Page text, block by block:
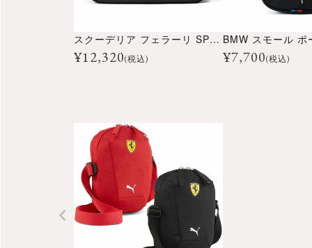
スクーデリア フェラーリ SPTWR ウィークエンダー バッグ
¥12,320(税込) ¥7,700(税込)